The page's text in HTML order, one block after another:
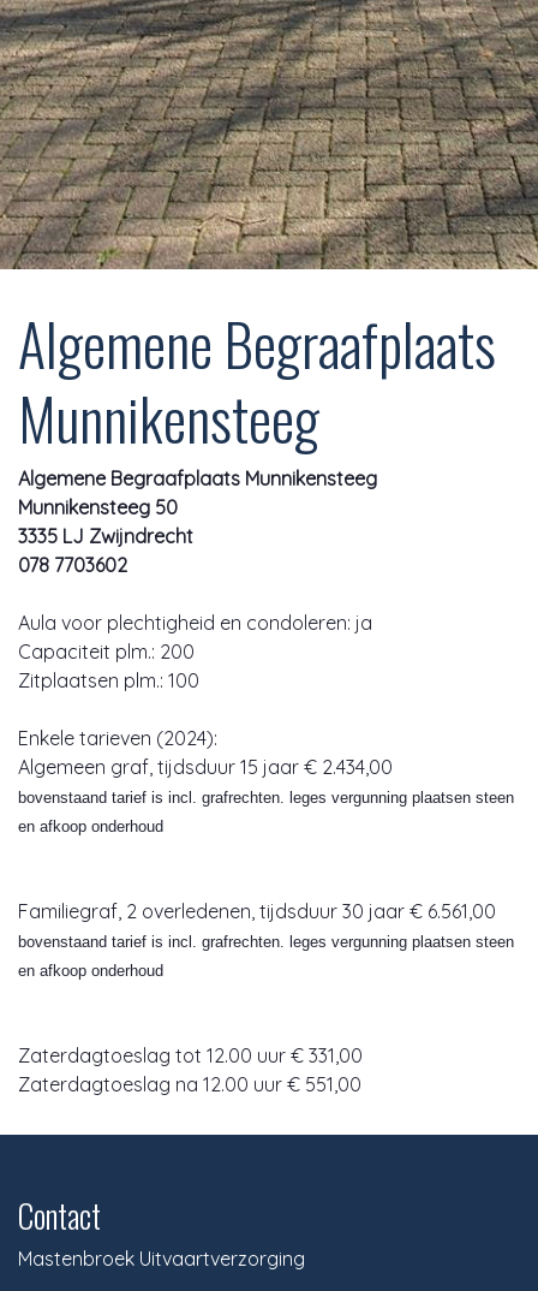
Algemene Begraafplaats
Munnikensteeg
Algemene Begraafplaats Munnikensteeg
Munnikensteeg 50
3335 LJ Zwijndrecht
078 7703602
Aula voor plechtigheid en condoleren: ja
Capaciteit plm.: 200
Zitplaatsen plm.: 100
Enkele tarieven (2024):
Algemeen graf, tijdsduur 15 jaar € 2.434,00
bovenstaand tarief is incl. grafrechten. leges vergunning plaatsen steen
en afkoop onderhoud
Familiegraf, 2 overledenen, tijdsduur 30 jaar € 6.561,00
bovenstaand tarief is incl. grafrechten. leges vergunning plaatsen steen
en afkoop onderhoud
Zaterdagtoeslag tot 12.00 uur € 331,00
Zaterdagtoeslag na 12.00 uur € 551,00
Contact
Mastenbroek Uitvaartverzorging